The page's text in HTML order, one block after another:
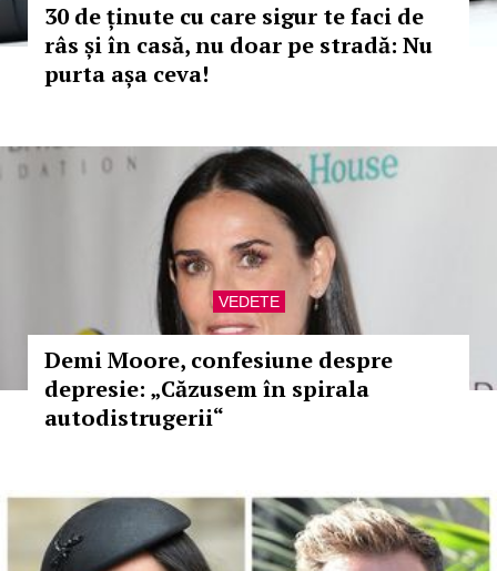
30 de ținute cu care sigur te faci de
râs și în casă, nu doar pe stradă: Nu
purta așa ceva!
VEDETE
Demi Moore, confesiune despre
depresie: „Căzusem în spirala
autodistrugerii“